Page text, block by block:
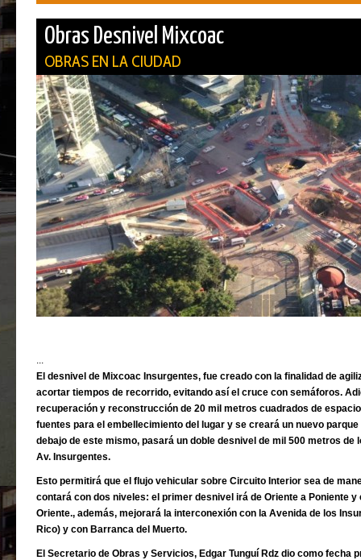
Obras Desnivel Mixcoac
OBRAS EN LA CIUDAD
...
El desnivel de Mixcoac Insurgentes, fue creado con la finalidad de
acortar tiempos de recorrido, evitando así el cruce con semáforos.
recuperación y reconstrucción de 20 mil metros cuadrados de
fuentes para el embellecimiento del
lugar y se creará un nuevo
debajo de este mismo, pasará un doble desnivel de mil 500 metros de
Av. Insurgentes.
Esto permitirá que el flujo vehicular sobre Circuito Interior sea de
contará con dos niveles: el primer desnivel irá de Oriente a Poniente y
Oriente., además, mejorará la interconexión con la Avenida de los
Rico) y con Barranca del Muerto.
El Secretario de Obras y Servicios, Edgar Tunguí Rdz dio como fecha